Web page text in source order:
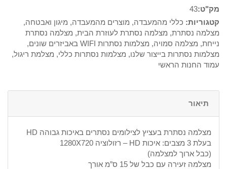
מק"ט:43
קטגוריות: כללי מהמעבדה, מוצרים מהמעבדה, מיגון ואבטחה,
מצלמה נסתרת, מצלמה נסתרת לעוזרת הבית, מצלמה נסתרת
נייחת, מצלמה סמויה, מצלמות נסתרות WIFI באביזרים שונים
,
מצלמות נסתרות בייצור שלנו, מצלמות נסתרות כללי, מצלמת ריגול,
עמוד החנות הראשי
תיאור
מצלמה נסתרת בעציץ לצילומים נסתרים באיכות גבוהה HD
בעלת 3 מצבים: איכות HD – רזולוציה 1280X720
(כבל ארוך למצלמה)
מצלמה זעירה עם כבל של 15 ס”מ אורך